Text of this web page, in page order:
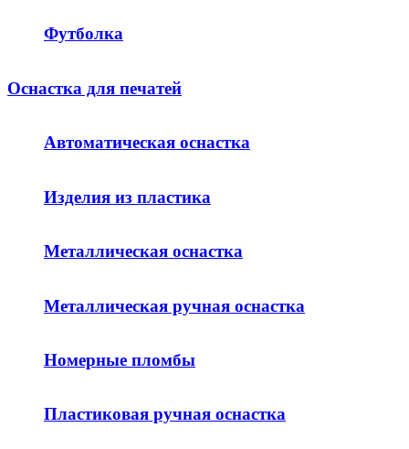
Футболка
Оснастка для печатей
Автоматическая оснастка
Изделия из пластика
Металлическая оснастка
Металлическая ручная оснастка
Номерные пломбы
Пластиковая ручная оснастка